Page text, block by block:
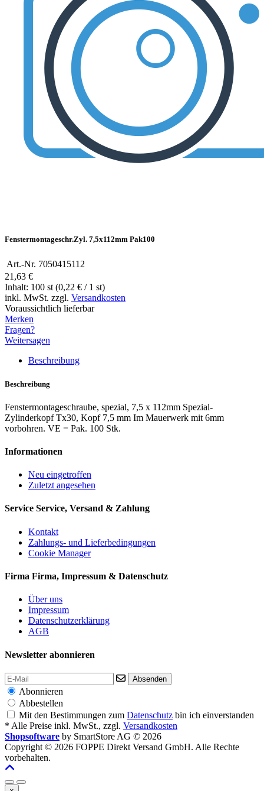
Fenstermontageschr.Zyl. 7,5x112mm Pak100
Art.-Nr. 7050415112
21,63 €
Inhalt: 100 st (0,22 € / 1 st)
inkl. MwSt. zzgl. Versandkosten
Voraussichtlich lieferbar
Merken
Fragen?
Weitersagen
Beschreibung
Beschreibung
Fenstermontageschraube, spezial, 7,5 x 112mm Spezial-
Zylinderkopf Tx30, Kopf 7,5 mm Im Mauerwerk mit 6mm
vorbohren. VE = Pak. 100 Stk.
Informationen
Neu eingetroffen
Zuletzt angesehen
Service Service, Versand & Zahlung
Kontakt
Zahlungs- und Lieferbedingungen
Cookie Manager
Firma Firma, Impressum & Datenschutz
Über uns
Impressum
Datenschutzerklärung
AGB
Newsletter abonnieren
Absenden
Abonnieren
Abbestellen
Mit den Bestimmungen zum Datenschutz bin ich einverstanden
* Alle Preise inkl. MwSt., zzgl. Versandkosten
Shopsoftware by SmartStore AG © 2026
Copyright © 2026 FOPPE Direkt Versand GmbH. Alle Rechte
vorbehalten.